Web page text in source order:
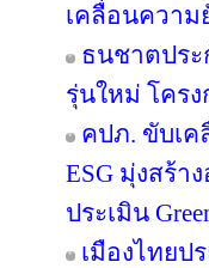
เคลื่อนความ
ธนชาตปร
รุ่นใหม่ โคร
คปภ. ขับเค
ESG มุ่งสร้า
ประเมิน
เมืองไทยป